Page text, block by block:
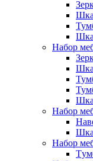
Набор
Набор
Набор